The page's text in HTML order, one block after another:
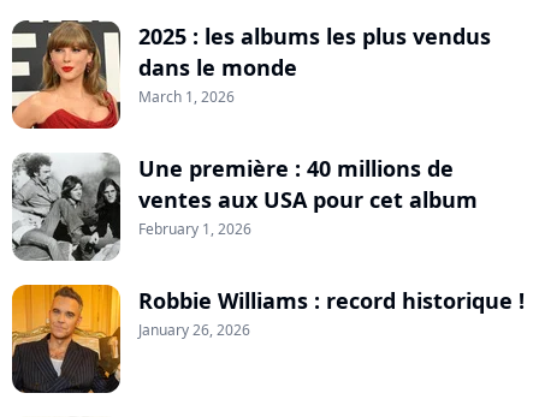
2025 : les albums les plus vendus
dans le monde
March 1, 2026
Une première : 40 millions de
ventes aux USA pour cet album
February 1, 2026
Robbie Williams : record historique !
January 26, 2026